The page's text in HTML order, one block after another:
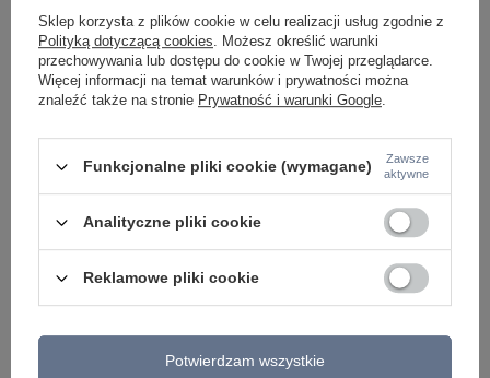
ZOBACZ RÓWNIEŻ
Sklep korzysta z plików cookie w celu realizacji usług zgodnie z
Polityką dotyczącą cookies. Możesz określić warunki
przechowywania lub dostępu do cookie w Twojej przeglądarce.
Więcej informacji na temat warunków i prywatności można
znaleźć także na stronie Prywatność i warunki Google.
Funkcjonalne pliki cookie (wymagane)
Zawsze
aktywne
Analityczne pliki cookie
Reklamowe pliki cookie
Potwierdzam wszystkie